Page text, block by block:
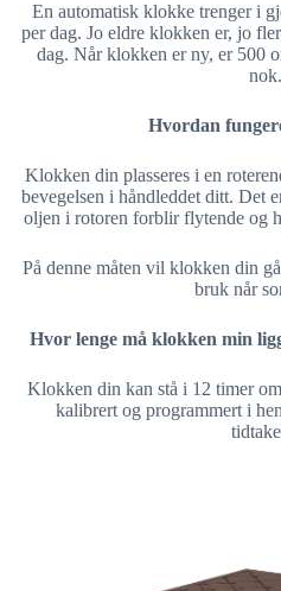
En automatisk klokke trenger i
per dag. Jo eldre klokken er, jo
dag. Når klokken er ny, er 500
nok.
Hvordan
Klokken din plasseres i en
bevegelsen i håndleddet ditt. Det
oljen i rotoren forblir flytende og
På denne måten vil klokken din
bruk når
Hvor lenge må klokken min
Klokken din kan stå i 12 timer
kalibrert og programmert i